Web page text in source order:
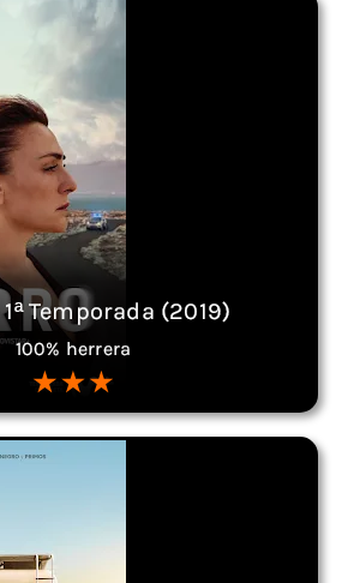
Temporada (2019)
100% herrera